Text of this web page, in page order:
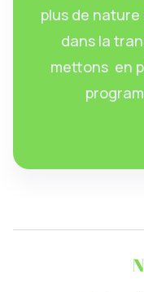
plus de
dans la
mettons en